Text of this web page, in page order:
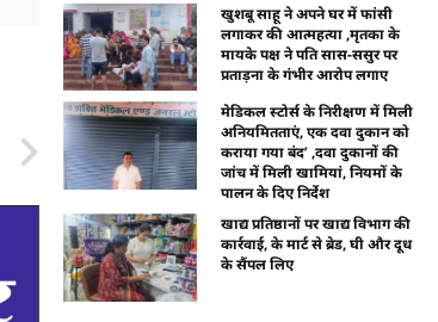
खुशबू साहू ने अपने घर में फांसी
लगाकर की आत्महत्या ,मृतका के
मायके पक्ष ने पति सास-ससुर पर
प्रताड़ना के गंभीर आरोप लगाए
मेडिकल स्टोर्स के निरीक्षण में मिली
अनियमितताएं, एक दवा दुकान को
कराया गया बंद’ ,दवा दुकानों की
जांच में मिली खामियां, नियमों के
पालन के दिए निर्देश
खाद्य प्रतिष्ठानों पर खाद्य विभाग की
कार्रवाई, के मार्ट से ब्रेड, घी और दूध
के सैंपल लिए